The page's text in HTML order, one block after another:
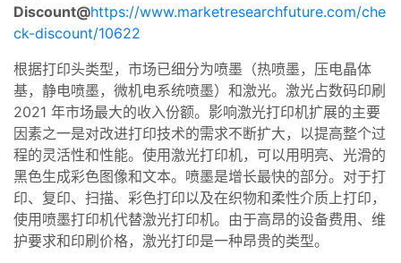
Discount@https://www.marketresearchfuture.com/che
ck-discount/10622
根据打印头类型，市场已细分为喷墨（热喷墨，压电晶体
基，静电喷墨，微机电系统喷墨）和激光。激光占数码印刷
2021 年市场最大的收入份额。影响激光打印机扩展的主要
因素之一是对改进打印技术的需求不断扩大，以提高整个过
程的灵活性和性能。使用激光打印机，可以用明亮、光滑的
黑色生成彩色图像和文本。喷墨是增长最快的部分。对于打
印、复印、扫描、彩色打印以及在织物和柔性介质上打印，
使用喷墨打印机代替激光打印机。由于高昂的设备费用、维
护要求和印刷价格，激光打印是一种昂贵的类型。